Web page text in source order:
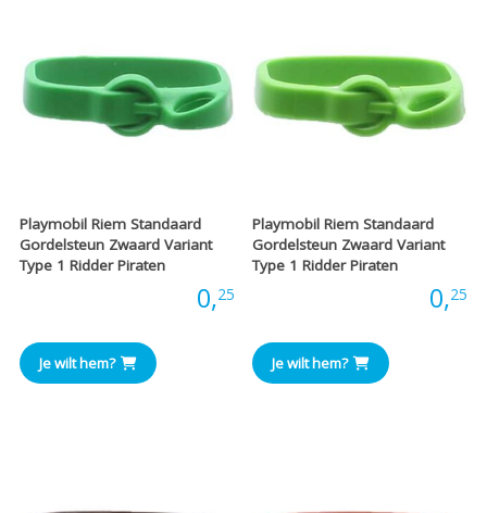
Playmobil Riem Standaard
Gordelsteun Zwaard Variant
Type 1 Ridder Piraten
0,25
Je wilt hem?
Playmobil Riem Standaard
Gordelsteun Zwaard Variant
Type 1 Ridder Piraten
0,25
Je wilt hem?